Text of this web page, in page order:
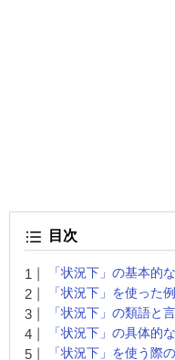
目次
「状況下」の基本的
「状況下」を使った
「状況下」の類語と
「状況下」の具体的
「状況下」を使う際